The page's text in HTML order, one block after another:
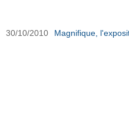
30/10/2010
Magnifique,